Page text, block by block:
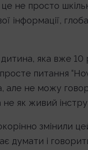
це не просто
інформації,
яка вже 10
питання
але не можу
як живий
змінили
думати і